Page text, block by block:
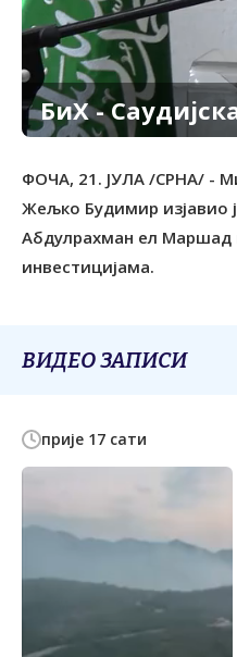
БиХ -
ФОЧА, 21. ЈУЛА /СРНА/ -
Жељко Будимир изјавио
Абдулрахман ел Маршад
инвестицијама.
ВИДЕО ЗАПИСИ
прије 17 сати